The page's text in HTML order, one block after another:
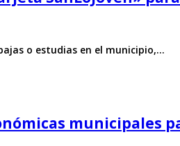
o estudias en el municipio,…
municipales